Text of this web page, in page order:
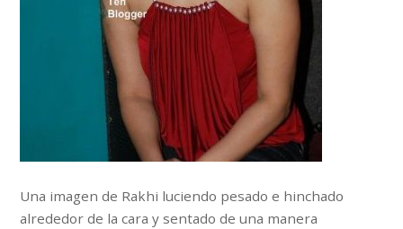
Una imagen de Rakhi luciendo pesado e hinchado
alrededor de la cara y sentado de una manera